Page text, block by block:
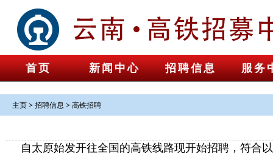
首页 新闻中心 招聘信息 服务
主页>招聘信息 >高铁招聘
自太原始发开往全国的高铁线路现开始招聘，符合